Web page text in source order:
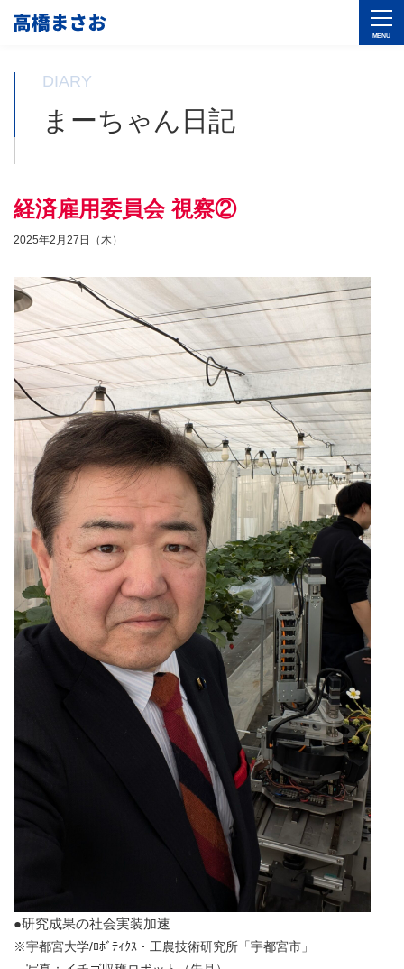
DIARY
まーちゃん日記
経済雇用委員会 視察②
2025年2月27日（木）
●研究成果の社会実装加速
※宇都宮大学/ﾛﾎﾞﾃｨｸｽ・工農技術研究所「宇都宮市」